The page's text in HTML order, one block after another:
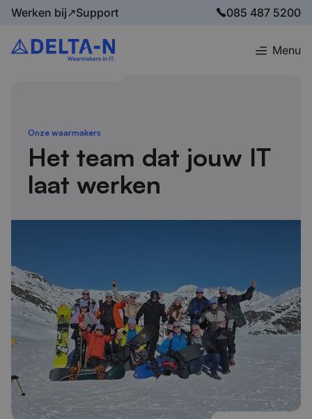
Werken bij↗Support 085 487 5200
Menu
Home Wie zijn wij Onze waarmakers
Onze waarmakers
Het team dat jouw IT
laat werken